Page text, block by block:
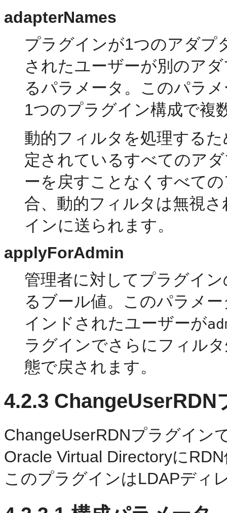
adapterNames
プラグインが1つのアダプ
されたユーザーが別のア
るパラメータ 。このパラ
1つのプラグイン構成で複
動的フィルタを処理する
定されているすべてのア
ーを戻すことなくすべて
合、動的フィルタは無視
インに送られます。
applyForAdmin
管理者に対してプラグイ
るブール値。このパラメ
インドされたユーザーが
ラグインでさらにフィル
態で戻されます。
4.2.3 ChangeUserRDN
ChangeUserRDNプラグイン
Oracle Virtual Directoryに
このプラグインはLDAPディ